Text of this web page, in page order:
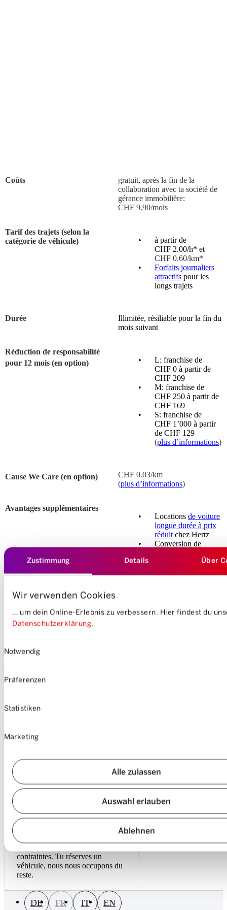
Zustimmung Details Über
Wir verwenden Cookies
… um dein Online-Erlebnis zu verbessern. Hier findest du
Datenschutzerklärung.
Notwendig
Präferenzen
Statistiken
Marketing
Alle zulassen
Auswahl erlauben
Ablehnen
Coûts
gratuit, après la fin de la
collaboration avec ta société de
gérance immobilière:
CHF 9.90/mois
Tarif des trajets (selon la
catégorie de véhicule)
à partir de
CHF 2.00/h* et
CHF 0.60/km*
Forfaits journaliers
attractifs pour les
longs trajets
Durée
Illimitée, résiliable pour la fin du
mois suivant
Réduction de responsabilité
pour 12 mois (en option)
L: franchise de
CHF 0 à partir de
CHF 209
M: franchise de
CHF 250 à partir de
CHF 169
S: franchise de
CHF 1’000 à partir
de CHF 129
(plus d’informations)
Cause We Care (en option)
CHF 0.03/km
(plus d’informations)
Avantages supplémentaires
Locations de voiture
longue durée à prix
réduit chez Hertz
Conversion de
crédits de circulation
Prix TVA incluse
En plus des frais d’abonnement, Mobility facture un
Entrer le code et s'inscrire
Code avantage
Avantages
Une formule
tout compris et
sans souci
contraintes. Tu réserves un
véhicule, nous nous occupons du
reste.
Une
totale
partir d’une heure, en
service 24 heures sur
DE FR IT EN